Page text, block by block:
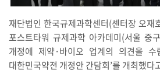
재단법인 한국규제과학센터(센터장 오재
포스트타워 규제과학 아카데미(서울 중
개정에 제약·바이오 업계의 의견을 수
대한민국약전 개정안 간담회’를 개최했다